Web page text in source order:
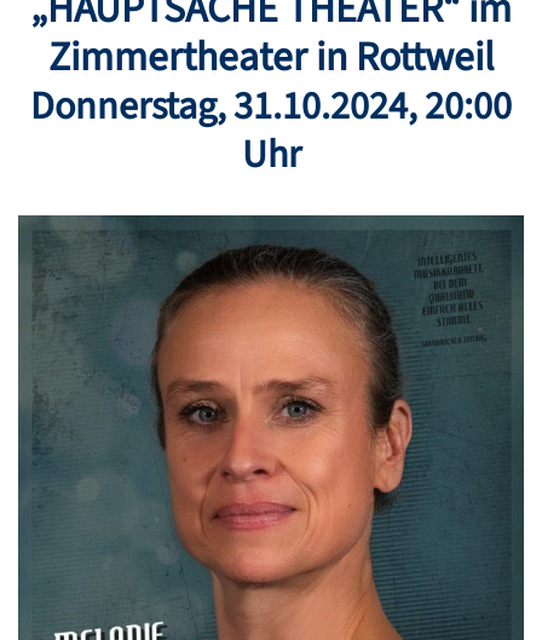
Zimmertheater in Rottweil
Donnerstag,31.10.2024, 20:00
Uhr